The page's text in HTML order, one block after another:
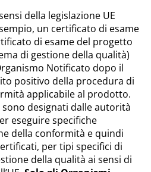
della legislazione UE
un certificato di esame
di esame del progetto
di gestione della qualità)
Notificato dopo il
positivo della procedura di
applicabile al prodotto.
designati dalle autorità
eseguire specifiche
della conformità e quindi
per tipi specifici di
della qualità ai sensi di